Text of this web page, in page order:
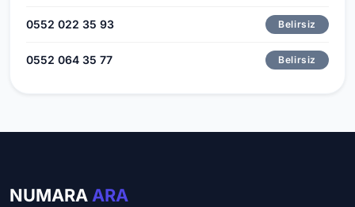
0552 022 35 93 Belirsiz
0552 064 35 77 Belirsiz
NUMARA ARA